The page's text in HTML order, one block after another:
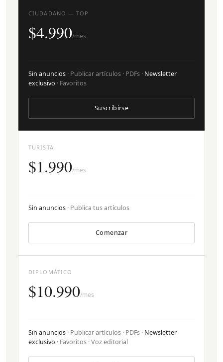
TURISTA
$1.990/mes
Sin anuncios · Publica tus artículos
Comenzar
CIUDADANO — TOP
$4.990/mes
Sin anuncios · Publicar artículos · PDFs · Newsletter
exclusivo · Favoritos
Suscribirse
DIPLOMÁTICO
$10.990/mes
Sin anuncios · Publicar artículos · PDFs · Newsletter
exclusivo · Favoritos · Voz editorial